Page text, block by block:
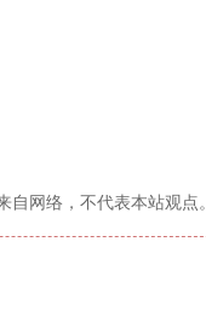
网络，不代表本站观点。